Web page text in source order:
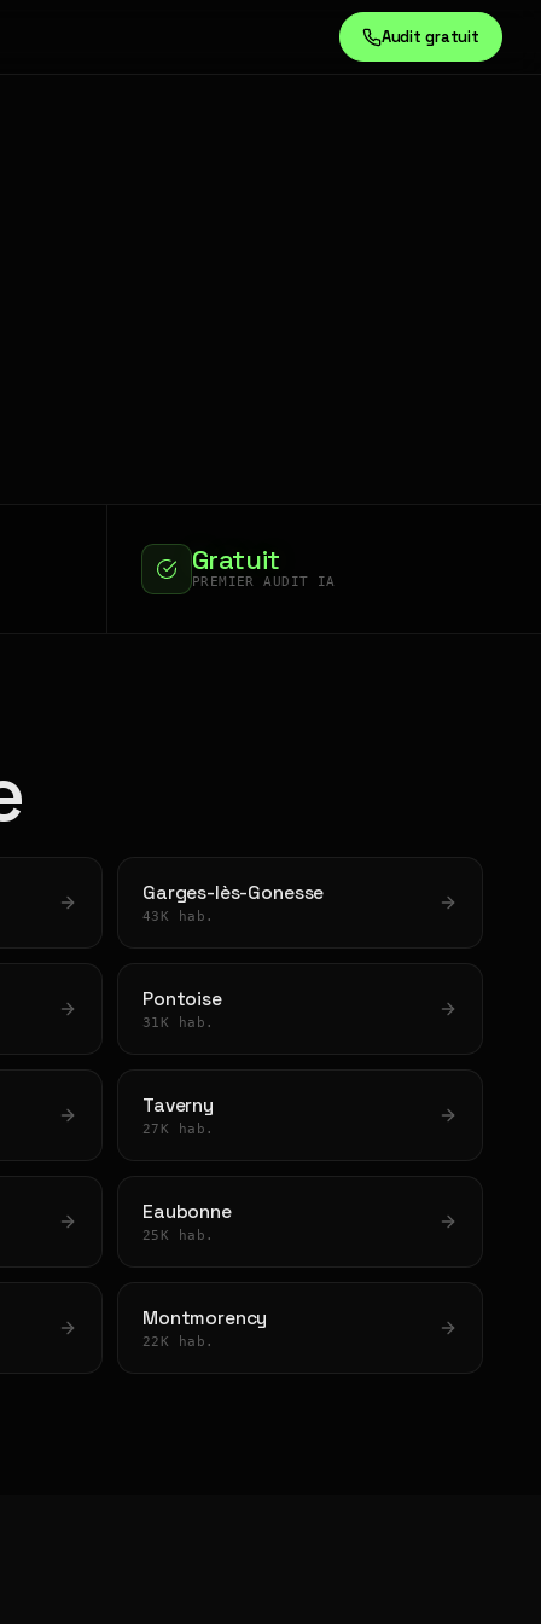
Audit gratuit
Gratuit
PREMIER AUDIT IA
Garges-lès-Gonesse
43K hab.
Pontoise
31K hab.
Taverny
27K hab.
Eaubonne
25K hab.
Montmorency
22K hab.